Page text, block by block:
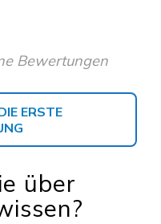
Bewertungen
ERSTE
über